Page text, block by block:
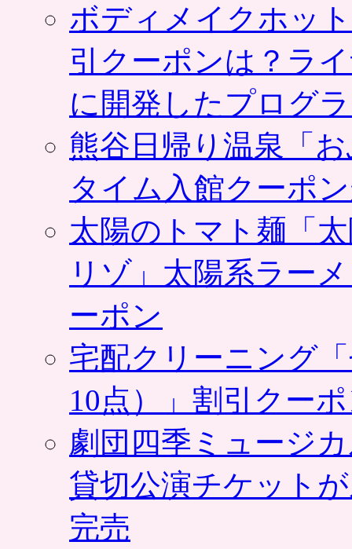
ボディメイクホッ
引クーポンは？ラ
に開発したプログ
熊谷日帰り温泉「
タイム入館クーポ
太陽のトマト麺「
リゾ」太陽系ラー
ーポン
宅配クリーニング
10点）」割引クー
劇団四季ミュージ
貸切公演チケット
完売